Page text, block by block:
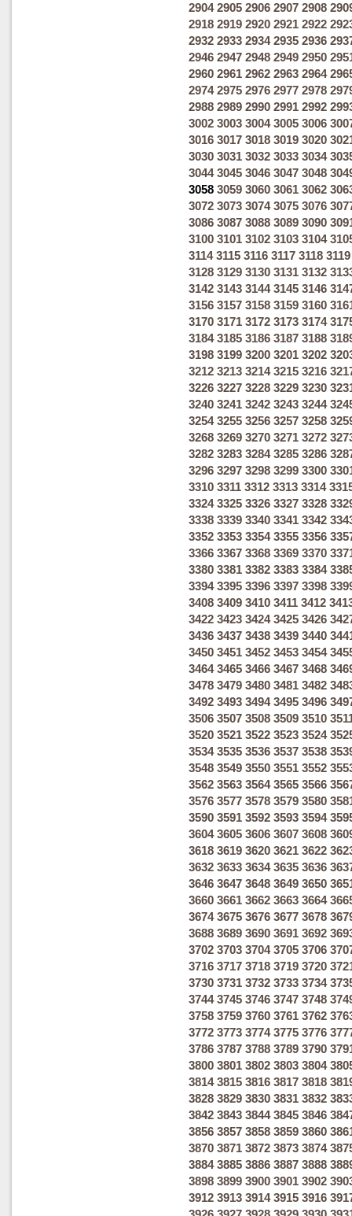
2904 2905 2906 2907 2908
2918 2919 2920 2921 2922
2932 2933 2934 2935 2936
2946 2947 2948 2949 2950
2960 2961 2962 2963 2964
2974 2975 2976 2977 2978
2988 2989 2990 2991 2992
3002 3003 3004 3005 3006
3016 3017 3018 3019 3020
3030 3031 3032 3033 3034
3044 3045 3046 3047 3048
3058 3059 3060 3061 3062
3072 3073 3074 3075 3076
3086 3087 3088 3089 3090
3100 3101 3102 3103 3104
3114 3115 3116 3117 3118 3119
3128 3129 3130 3131 3132
3142 3143 3144 3145 3146
3156 3157 3158 3159 3160
3170 3171 3172 3173 3174
3184 3185 3186 3187 3188
3198 3199 3200 3201 3202
3212 3213 3214 3215 3216
3226 3227 3228 3229 3230
3240 3241 3242 3243 3244
3254 3255 3256 3257 3258
3268 3269 3270 3271 3272
3282 3283 3284 3285 3286
3296 3297 3298 3299 3300
3310 3311 3312 3313 3314
3324 3325 3326 3327 3328
3338 3339 3340 3341 3342
3352 3353 3354 3355 3356
3366 3367 3368 3369 3370
3380 3381 3382 3383 3384
3394 3395 3396 3397 3398
3408 3409 3410 3411 3412
3422 3423 3424 3425 3426
3436 3437 3438 3439 3440
3450 3451 3452 3453 3454
3464 3465 3466 3467 3468
3478 3479 3480 3481 3482
3492 3493 3494 3495 3496
3506 3507 3508 3509 3510
3520 3521 3522 3523 3524
3534 3535 3536 3537 3538
3548 3549 3550 3551 3552
3562 3563 3564 3565 3566
3576 3577 3578 3579 3580
3590 3591 3592 3593 3594
3604 3605 3606 3607 3608
3618 3619 3620 3621 3622
3632 3633 3634 3635 3636
3646 3647 3648 3649 3650
3660 3661 3662 3663 3664
3674 3675 3676 3677 3678
3688 3689 3690 3691 3692
3702 3703 3704 3705 3706
3716 3717 3718 3719 3720
3730 3731 3732 3733 3734
3744 3745 3746 3747 3748
3758 3759 3760 3761 3762
3772 3773 3774 3775 3776
3786 3787 3788 3789 3790
3800 3801 3802 3803 3804
3814 3815 3816 3817 3818
3828 3829 3830 3831 3832
3842 3843 3844 3845 3846
3856 3857 3858 3859 3860
3870 3871 3872 3873 3874
3884 3885 3886 3887 3888
3898 3899 3900 3901 3902
3912 3913 3914 3915 3916